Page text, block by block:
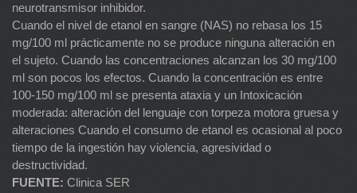
neurotransmisor inhibidor.
Cuando el nivel de etanol en sangre (NAS) no rebasa los 15
mg/100 ml prácticamente no se produce ninguna alteración en
el sujeto. Cuando las concentraciones alcanzan los 30 mg/100
ml son pocos los efectos. Cuando la concentración es entre
100-150 mg/100 ml se presenta ataxia y un Intoxicación
moderada: alteración del lenguaje con torpeza motora gruesa y
alteraciones Cuando el consumo de etanol es ocasional al poco
tiempo de la ingestión hay violencia, agresividad o
destructividad.
FUENTE: Clinica SER